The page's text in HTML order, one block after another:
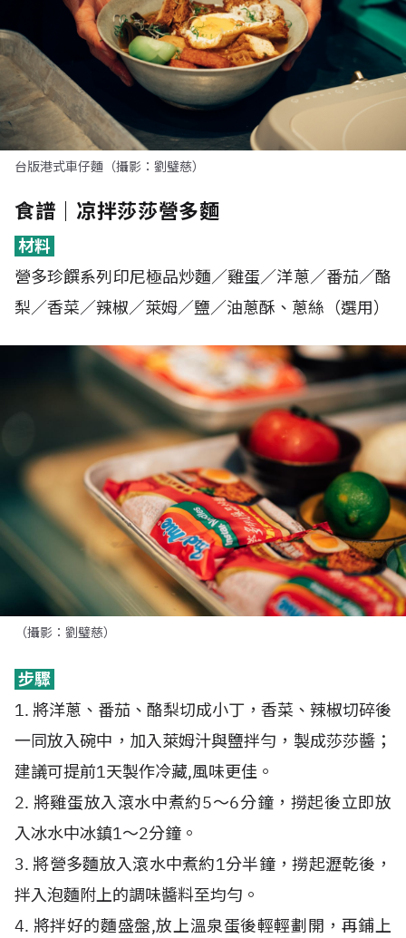
台版港式車仔麵（攝影：劉璧慈）
食譜｜凉拌莎莎營多麵
材料
營多珍饌系列印尼極品炒麵／雞蛋／洋蔥／番茄／酪
梨／香菜／辣椒／萊姆／鹽／油蔥酥、蔥絲（選用）
（攝影：劉璧慈）
步驟
1. 將洋蔥、番茄、酪梨切成小丁，香菜、辣椒切碎後
一同放入碗中，加入萊姆汁與鹽拌勻，製成莎莎醬；
建議可提前1天製作冷藏,風味更佳。
2. 將雞蛋放入滾水中煮約5〜6分鐘，撈起後立即放
入冰水中冰鎮1〜2分鐘。
3. 將營多麵放入滾水中煮約1分半鐘，撈起瀝乾後，
拌入泡麵附上的調味醬料至均勻。
4. 將拌好的麵盛盤,放上溫泉蛋後輕輕劃開，再鋪上